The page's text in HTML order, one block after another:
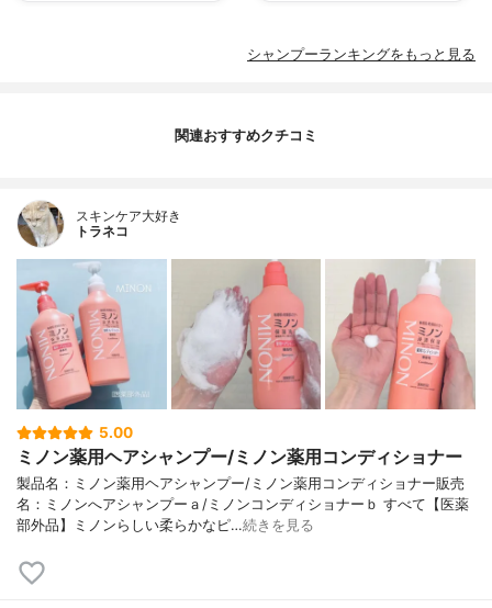
シャンプーランキングをもっと見る
関連おすすめクチコミ
スキンケア大好き
トラネコ
5.00
ミノン薬用ヘアシャンプー/ミノン薬用コンディショナー
製品名：ミノン薬用ヘアシャンプー/ミノン薬用コンディショナー販売
名：ミノンへアシャンプーａ/ミノンコンディショナーｂ すべて【医薬
部外品】ミノンらしい柔らかなピ…続きを見る